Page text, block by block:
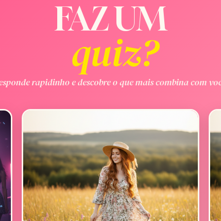
FAZ UM
quiz?
rapidinho e descobre o que mais combina com